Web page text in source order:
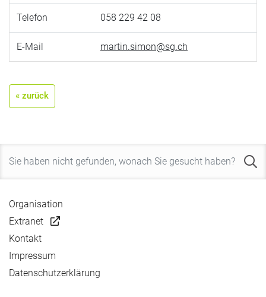
Telefon 058 229 42 08
E-Mail martin.simon@sg.ch
« zurück
Organisation
Extranet
Kontakt
Impressum
Datenschutzerklärung